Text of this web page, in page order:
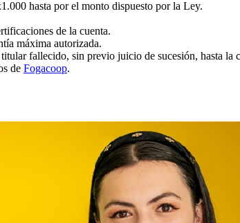
hasta por el monto dispuesto por la Ley.
de la cuenta.
máxima autorizada.
fallecido, sin previo juicio de sucesión, hasta la
de Fogacoop.